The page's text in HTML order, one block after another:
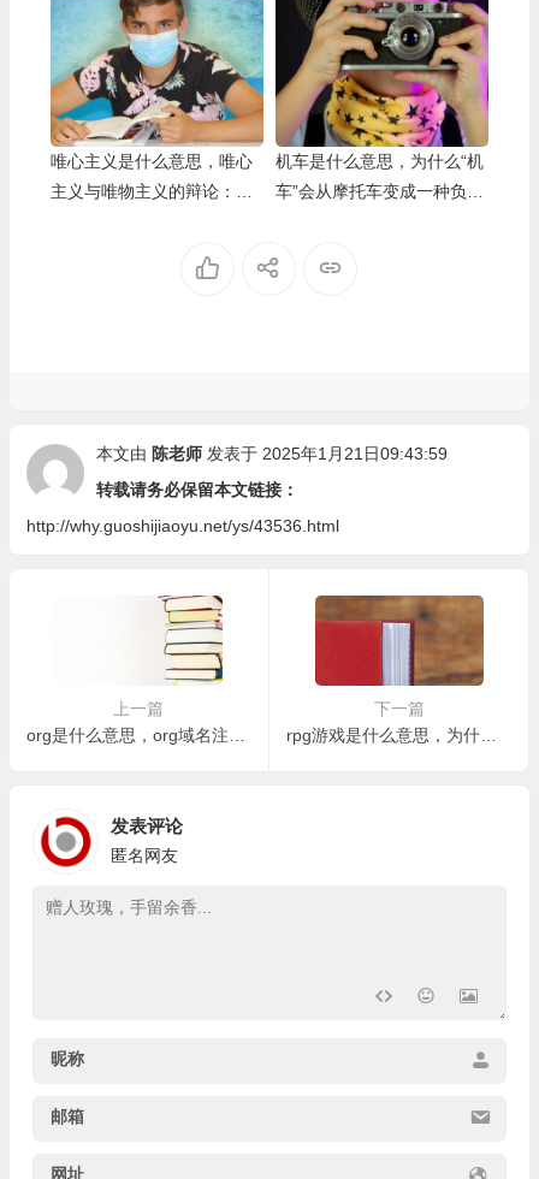
唯心主义是什么意思，唯心
主义与唯物主义的辩论：一
机车是什么意思，为什么“机
车”会从摩托车变成一种负面
本文由 陈老师发表于 2025年1月21日09:43:59
转载请务必保留本文链接：
http://why.guoshijiaoyu.net/ys/43536.html
上一篇
下一篇
rpg游戏是什么意思，为什么有些人不喜欢RPG游戏？
发表评论
匿名网友
昵称
邮箱
网址